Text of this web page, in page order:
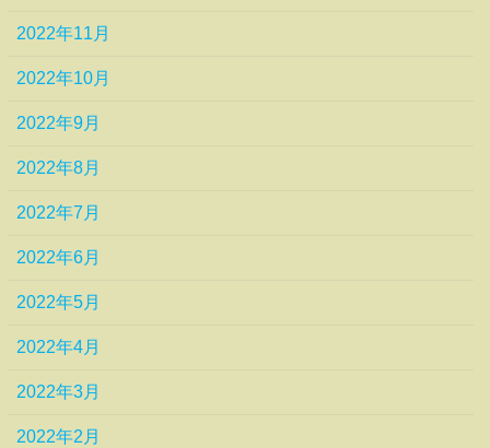
2022年11月
2022年10月
2022年9月
2022年8月
2022年7月
2022年6月
2022年5月
2022年4月
2022年3月
2022年2月